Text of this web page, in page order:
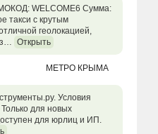
WELCOME6 Сумма:
такси с крутым
геолокацией,
Открыть
МЕТРО КРЫМА
Условия
для новых
для юрлиц и ИП.